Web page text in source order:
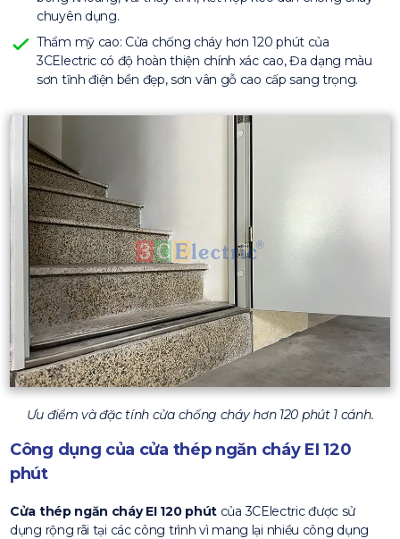
chuyên dụng.
Thẩm mỹ cao: Cửa chống cháy hơn 120 phút của
3CElectric có độ hoàn thiện chính xác cao, Đa dạng màu
sơn tĩnh điện bền đẹp, sơn vân gỗ cao cấp sang trọng.
Ưu điểm và đặc tính cửa chống cháy hơn 120 phút 1 cánh.
Công dụng của cửa thép ngăn cháy EI 120
phút
Cửa thép ngăn cháy EI 120 phút của 3CElectric được sử
dụng rộng rãi tại các công trình vì mang lại nhiều công dụng